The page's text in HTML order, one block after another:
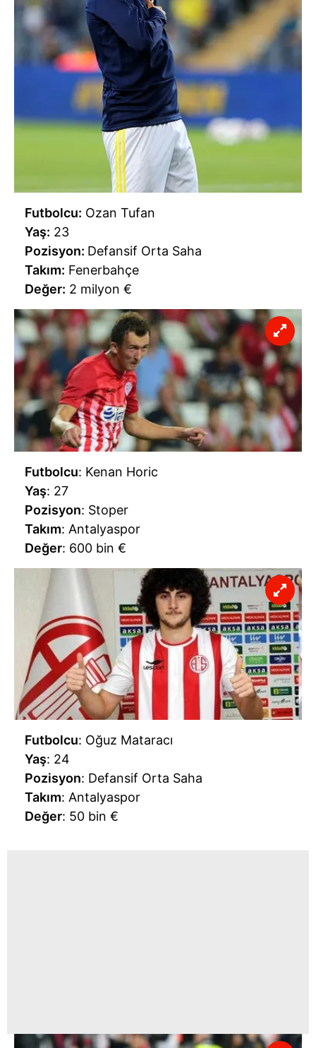
Futbolcu: Ozan Tufan
Yaş: 23
Pozisyon: Defansif Orta Saha
Takım: Fenerbahçe
Değer: 2 milyon €
Futbolcu: Kenan Horic
Yaş: 27
Pozisyon: Stoper
Takım: Antalyaspor
Değer: 600 bin €
Futbolcu: Oğuz Mataracı
Yaş: 24
Pozisyon: Defansif Orta Saha
Takım: Antalyaspor
Değer: 50 bin €